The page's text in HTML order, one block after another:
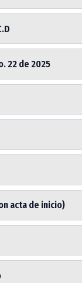
22 de 2025
acta de inicio)